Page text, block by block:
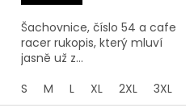
4XL 5XL
Šachovnice, číslo 54 a cafe
racer rukopis, který mluví
jasně už z...
S
M L XL 2XL 3XL